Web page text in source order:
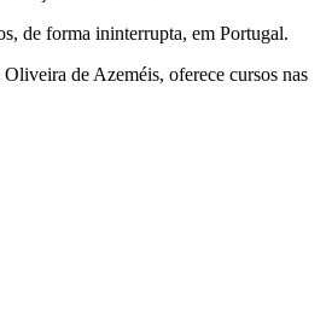
de forma ininterrupta, em Portugal.
de Azeméis, oferece cursos nas